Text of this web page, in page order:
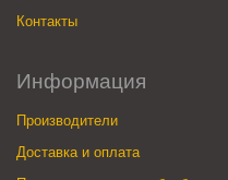
Контакты
Информация
Производители
Доставка и оплата